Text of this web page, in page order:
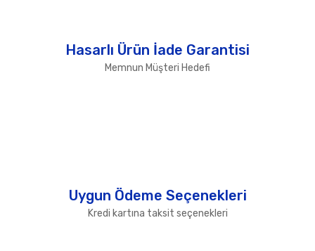
Hasarlı Ürün İade Garantisi
Memnun Müşteri Hedefi
Uygun Ödeme Seçenekleri
Kredi kartına taksit seçenekleri